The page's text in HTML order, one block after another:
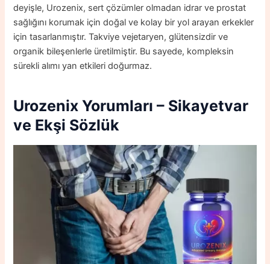
deyişle, Urozenix, sert çözümler olmadan idrar ve prostat
sağlığını korumak için doğal ve kolay bir yol arayan erkekler
için tasarlanmıştır. Takviye vejetaryen, glütensizdir ve
organik bileşenlerle üretilmiştir. Bu sayede, kompleksin
sürekli alımı yan etkileri doğurmaz.
UrozenixYorumları – Sikayetvar
ve Ekşi Sözlük